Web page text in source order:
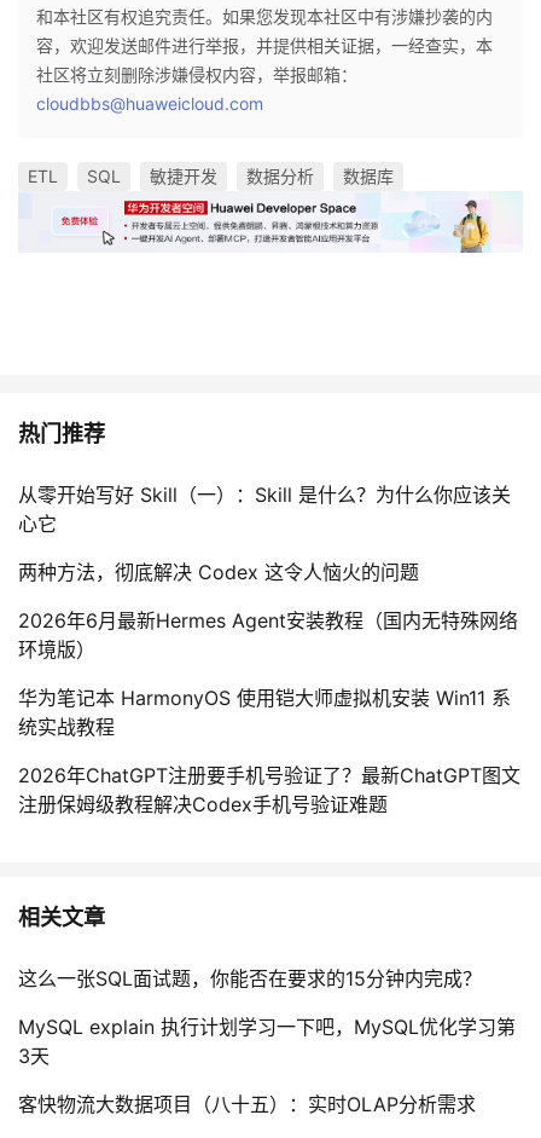
和本社区有权追究责任。如果您发现本社区中有涉嫌抄袭的内
容，欢迎发送邮件进行举报，并提供相关证据，一经查实，本
社区将立刻删除涉嫌侵权内容，举报邮箱：
cloudbbs@huaweicloud.com
ETL SQL 敏捷开发 数据分析 数据库
热门推荐
从零开始写好 Skill（一）：Skill 是什么？为什么你应该关
心它
两种方法，彻底解决 Codex 这令人恼火的问题
2026年6月最新Hermes Agent安装教程（国内无特殊网络
环境版）
华为笔记本 HarmonyOS 使用铠大师虚拟机安装 Win11 系
统实战教程
2026年ChatGPT注册要手机号验证了？最新ChatGPT图文
注册保姆级教程解决Codex手机号验证难题
相关文章
这么一张SQL面试题，你能否在要求的15分钟内完成？
MySQL explain 执行计划学习一下吧，MySQL优化学习第
3天
客快物流大数据项目（八十五）：实时OLAP分析需求